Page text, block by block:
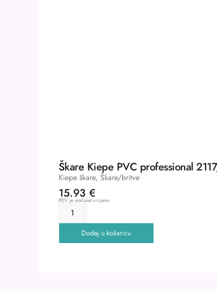
Škare Kiepe PVC professional
Kiepe škare, Škare/britve
15.93 €
PDV je uračunat u cijenu
Dodaj u košaricu